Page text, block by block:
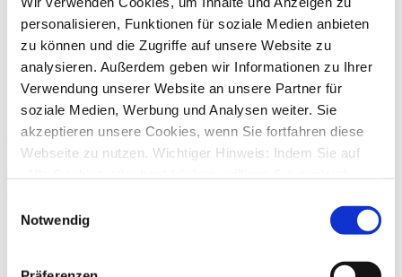
personalisieren, Funktionen für soziale Medien anbieten
zu können und die Zugriffe auf unsere Website zu
analysieren. Außerdem geben wir Informationen zu Ihrer
Verwendung unserer Website an unsere Partner für
soziale Medien, Werbung und Analysen weiter. Sie
akzeptieren unsere Cookies, wenn Sie fortfahren diese
Webseite zu nutzen. Wichtiger Hinweis: Indem Sie auf
Benutzung bestimmter Dienste auf der Seite (Twitter,
Google, LinkedIn) Ihre Daten in den USA verarbeitet
Notwendig
Druckansicht
Richtung:
3 Beiträge • Seite1von 1
Star Finanz GmbH
↳ Inhalte OnlineUpdates (Produktaktualisierungen)